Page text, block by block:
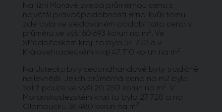
Na jižní Moravě zvedá průměrnou cenu s
největší pravděpodobností Brno. Kvůli tomu
zde byla ve sledovaném období tato cena v
průměru ve výši 60 693 korun na m2 . Ve
Středočeském kraji to bylo 54 752 a v
Královehradeckém kraji 47 710 korun na m2 .
Na Ústecku byly secondhandové byty tradičně
nejlevnější. Jejich průměrná cena na m2 byla
totiž pouze ve výši 20 250 korun na m2 . V
Moravskoslezském kraji to bylo 27 728 a na
Olomoucku 36 480 korun na m2 .